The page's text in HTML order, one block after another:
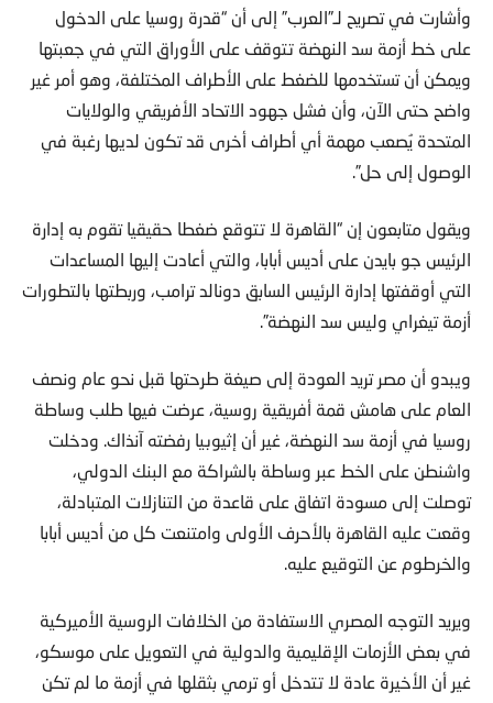
وأشارت في تصريح لـ”العرب” إلى أن “قدرة روسيا على الدخول
على خط أزمة سد النهضة تتوقف على الأوراق التي في جعبتها
ويمكن أن تستخدمها للضغط على الأطراف المختلفة، وهو أمر غير
واضح حتى الآن، وأن فشل جهود الاتحاد الأفريقي والولايات
المتحدة يُصعب مهمة أي أطراف أخرى قد تكون لديها رغبة في
الوصول إلى حل”.
ويقول متابعون إن “القاهرة لا تتوقع ضغطا حقيقيا تقوم به إدارة
الرئيس جو بايدن على أديس أبابا، والتي أعادت إليها المساعدات
التي أوقفتها إدارة الرئيس السابق دونالد ترامب، وربطتها بالتطورات
أزمة تيغراي وليس سد النهضة”.
ويبدو أن مصر تريد العودة إلى صيغة طرحتها قبل نحو عام ونصف
العام على هامش قمة أفريقية روسية، عرضت فيها طلب وساطة
روسيا في أزمة سد النهضة، غير أن إثيوبيا رفضته آنذاك. ودخلت
واشنطن على الخط عبر وساطة بالشراكة مع البنك الدولي،
توصلت إلى مسودة اتفاق على قاعدة من التنازلات المتبادلة،
وقعت عليه القاهرة بالأحرف الأولى وامتنعت كل من أديس أبابا
والخرطوم عن التوقيع عليه.
ويريد التوجه المصري الاستفادة من الخلافات الروسية الأميركية
في بعض الأزمات الإقليمية والدولية في التعويل على موسكو،
غير أن الأخيرة عادة لا تتدخل أو ترمي بثقلها في أزمة ما لم تكن